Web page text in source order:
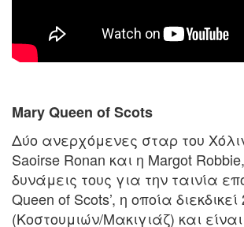
Mary Queen of Scots
Δύο ανερχόμενες σταρ του
Saoirse Ronan και η Margot
δυνάμεις τους για την ταινία
Queen of Scots’, η οποία
(Κοστουμιών/Μακιγιάζ) και